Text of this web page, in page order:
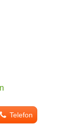
Telefon